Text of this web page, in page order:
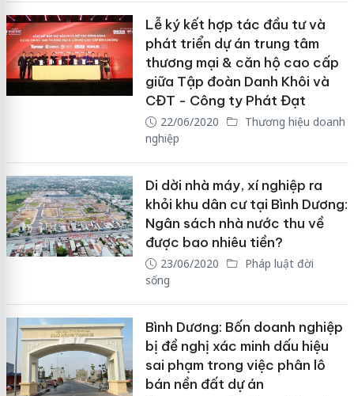
Lễ ký kết hợp tác đầu tư và
phát triển dự án trung tâm
thương mại & căn hộ cao cấp
giữa Tập đoàn Danh Khôi và
CĐT - Công ty Phát Đạt
22/06/2020
Thương hiệu doanh
nghiệp
Di dời nhà máy, xí nghiệp ra
khỏi khu dân cư tại Bình Dương:
Ngân sách nhà nước thu về
được bao nhiêu tiền?
23/06/2020
Pháp luật đời
sống
Bình Dương: Bốn doanh nghiệp
bị đề nghị xác minh dấu hiệu
sai phạm trong việc phân lô
bán nền đất dự án